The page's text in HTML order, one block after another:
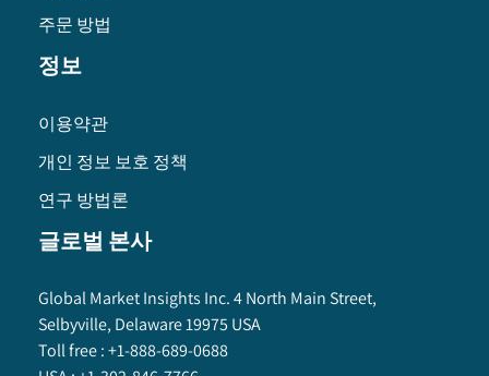
주문 방법
정보
이용약관
개인 정보 보호 정책
연구 방법론
글로벌 본사
Global Market Insights Inc. 4 North Main Street,
Selbyville, Delaware 19975 USA
Toll free :+1-888-689-0688